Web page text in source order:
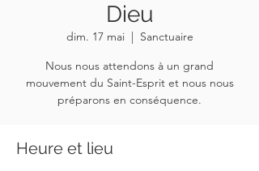
Dieu
dim. 17 mai
  |
Sanctuaire
Nous nous attendons à un grand
mouvement du Saint-Esprit et nous nous
préparons en conséquence.
Heure et lieu